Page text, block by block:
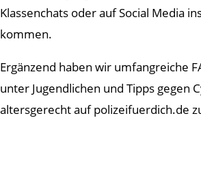
Klassenchats oder auf Social Media
kommen.
Ergänzend haben wir umfangreiche
unter Jugendlichen und Tipps gegen
altersgerecht auf polizeifuerdich.de